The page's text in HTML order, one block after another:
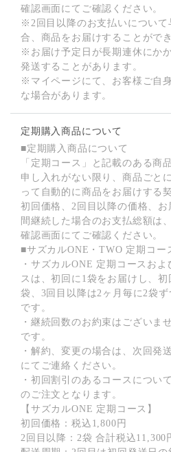
確認画面にてご確認ください。
※2回目以降のお支払いについて
合、商品をお届けすることがで
※お届け予定日が長期連休にか
発送することがあります。
※マイページにて、お客様ご自
な場合があります。
定期購入商品について
■定期購入商品について
「定期コース」と記載のある商
申し入れがない限り、商品ごと
って自動的に商品をお届けする
初回価格、2回目以降の価格、
間継続した場合のお支払総額は
確認画面にてご確認ください。
■サズカルONE・TWO 定期コー
・サズカルONE 定期コースお
スは、初回に1袋をお届けし、
袋、3回目以降は2ヶ月毎に2袋
です。
・継続回数のお約束はございま
です。
・解約、変更の場合は、次回発
にてご連絡ください。
・初回割引のあるコースについ
のご注文となります。
【サズカルONE 定期コース】
初回価格：税込1,800円
2回目以降：2袋 合計税込11,300